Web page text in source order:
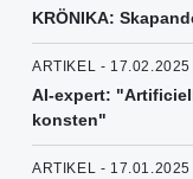
KRÖNIKA:
ARTIKEL - 17.02.2025
AI-expert:
konsten"
ARTIKEL - 17.01.2025